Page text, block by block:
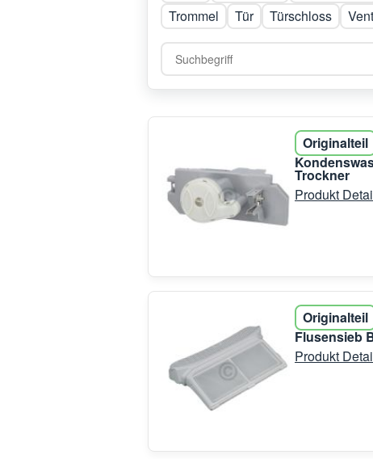
Trommel
Tür Türschloss
Originalteil
Trockner
Produkt
Originalteil
Flusensieb
Produkt